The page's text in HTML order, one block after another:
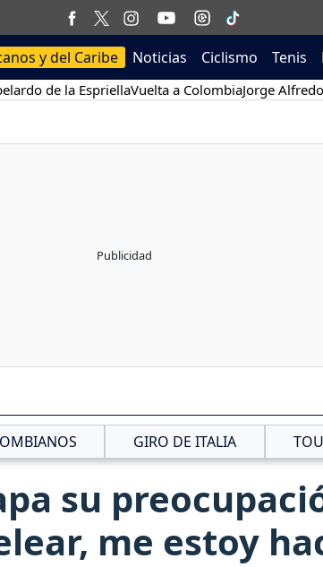
y del Caribe Noticias Ciclismo Tenis
de la EspriellaVuelta a ColombiaJorge
GIRO DE ITALIA
su
me estoy